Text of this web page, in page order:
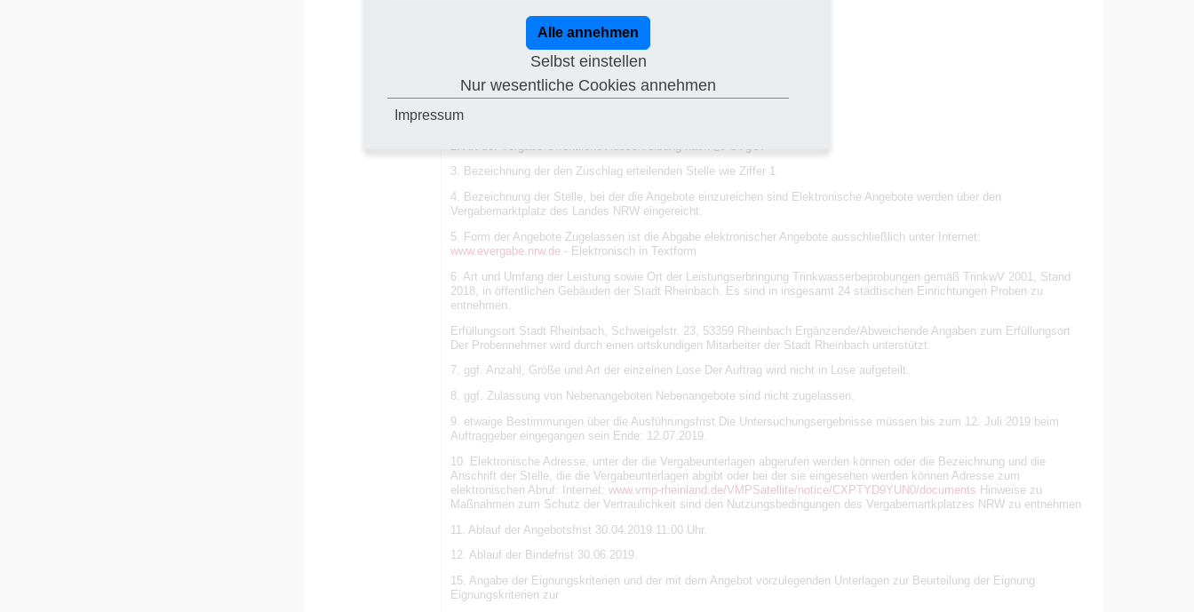
53359 Rheinbach
Telefon-Nummer +49 2226917214
Telefax-Nummer +49 222691777453
E-Mail:
vergabestelle@stadt-rheinbach.de
Internet:
3. Bezeichnung der den Zuschlag erteilenden Stelle wie Ziffer 1
4. Bezeichnung der Stelle, bei der die Angebote einzureichen sind Elektronische Angebote werden über den
Vergabemarktplatz des Landes NRW eingereicht.
5. Form der Angebote Zugelassen ist die Abgabe elektronischer Angebote ausschließlich unter Internet:
www.evergabe.nrw.de- Elektronisch in Textform
6. Art und Umfang der Leistung sowie Ort der Leistungserbringung Trinkwasserbeprobungen gemäß TrinkwV 2001, Stand
2018, in öffentlichen Gebäuden der Stadt Rheinbach. Es sind in insgesamt 24 städtischen Einrichtungen Proben zu
entnehmen.
Erfüllungsort Stadt Rheinbach, Schweigelstr. 23, 53359 Rheinbach Ergänzende/Abweichende Angaben zum Erfüllungsort
Der Probennehmer wird durch einen ortskundigen Mitarbeiter der Stadt Rheinbach unterstützt.
7. ggf. Anzahl, Größe und Art der einzelnen Lose Der Auftrag wird nicht in Lose aufgeteilt.
8. ggf. Zulassung von Nebenangeboten Nebenangebote sind nicht zugelassen.
9. etwaige Bestimmungen über die Ausführungsfrist Die Untersuchungsergebnisse müssen bis zum 12. Juli 2019 beim
Auftraggeber eingegangen sein Ende: 12.07.2019.
10. Elektronische Adresse, unter der die Vergabeunterlagen abgerufen werden können oder die Bezeichnung und die
Anschrift der Stelle, die die Vergabeunterlagen abgibt oder bei der sie eingesehen werden können Adresse zum
elektronischen Abruf: Internet: www.vmp-rheinland.de/VMPSatellite/notice/CXPTYD9YUN0/documents Hinweise zu
Maßnahmen zum Schutz der Vertraulichkeit sind den Nutzungsbedingungen des Vergabemartkplatzes NRW zu entnehmen
11. Ablauf der Angebotsfrist 30.04.2019 11:00 Uhr.
12. Ablauf der Bindefrist 30.06.2019.
15. Angabe der Eignungskriterien und der mit dem Angebot vorzulegenden Unterlagen zur Beurteilung der Eignung
Eignungskriterien zur
Alle annehmen
Selbst einstellen
Nur wesentliche Cookies annehmen
Impressum